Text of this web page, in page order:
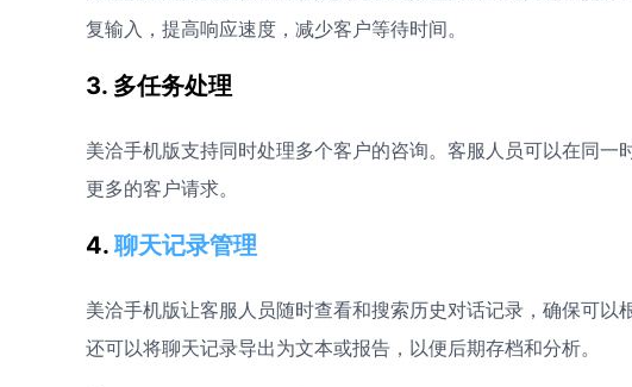
复输入，提高响应速度，减少客户等待时间。
3. 多任务处理
美洽手机版支持同时处理多个客户的咨询。客服人员可以在同
更多的客户请求。
4. 聊天记录管理
美洽手机版让客服人员随时查看和搜索历史对话记录，确保可
还可以将聊天记录导出为文本或报告，以便后期存档和分析。